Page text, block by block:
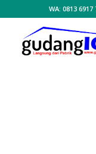
WA: 0813 6917